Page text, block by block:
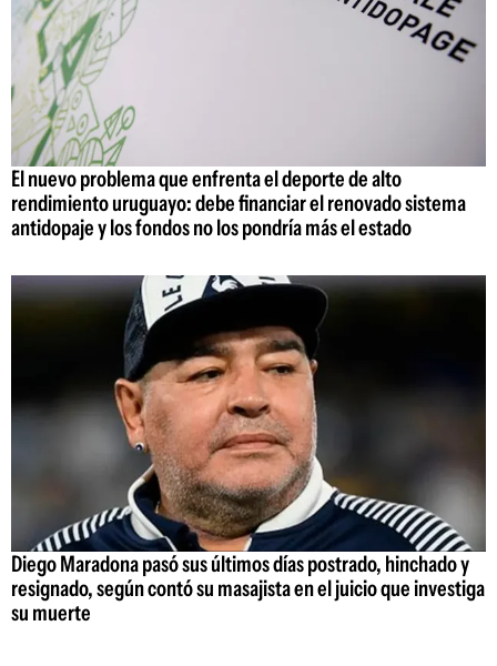
El nuevo problema que enfrenta el deporte de alto
rendimiento uruguayo: debe financiar el renovado sistema
antidopaje y los fondos no los pondría más el estado
Diego Maradona pasó sus últimos días postrado, hinchado y
resignado, según contó su masajista en el juicio que investiga
su muerte